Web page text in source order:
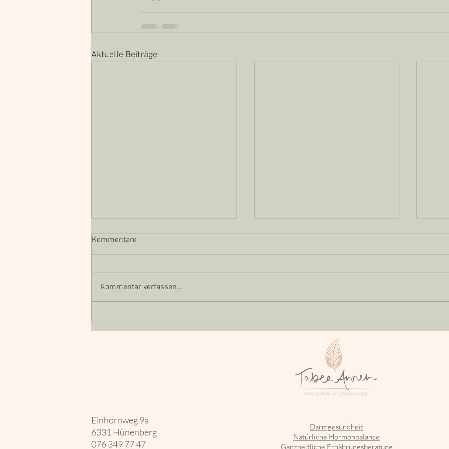
Aktuelle Beiträge
Kommentare
Kommentar verfassen...
Einhornweg 9a
6331 Hünenberg
076 349 77 47
Darmgesundheit
Natürliche Hormonbalance
Ganzheitliche Ernährungsberatung